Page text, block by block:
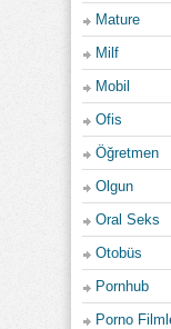
Mature
Milf
Mobil
Ofis
Öğretmen
Olgun
Oral Seks
Otobüs
Pornhub
Porno